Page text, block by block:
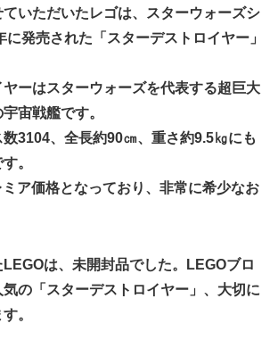
いただいたレゴは、スターウォーズシ
に発売された「スターデストロイヤー」
ーはスターウォーズを代表する超巨大
宙戦艦です。
3104、全長約90㎝、重さ約9.5㎏にも
。
ア価格となっており、非常に希少なお
は、未開封品でした。LEGOブロ
の「スターデストロイヤー」、大切に
。